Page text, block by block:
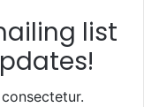
list